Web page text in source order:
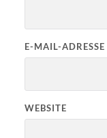
E-MAIL-ADRESSE
WEBSITE